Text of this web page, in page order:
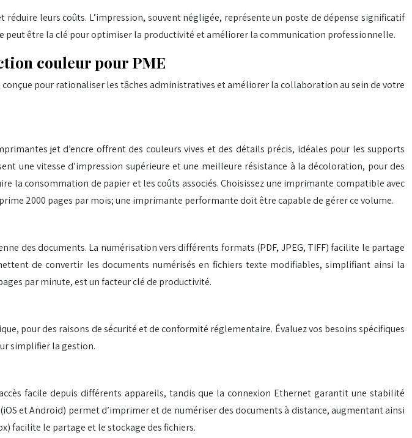
leurs coûts. L’impression, souvent négligée, représente un poste de dépense significatif
être la clé pour optimiser la productivité et améliorer la communication professionnelle.
couleur pour PME
pour rationaliser les tâches administratives et améliorer la collaboration au sein de votre
jet d’encre offrent des couleurs vives et des détails précis, idéales pour les supports
une vitesse d’impression supérieure et une meilleure résistance à la décoloration, pour des
la consommation de papier et les coûts associés. Choisissez une imprimante compatible avec
2000 pages par mois; une imprimante performante doit être capable de gérer ce volume.
des documents. La numérisation vers différents formats (PDF, JPEG, TIFF) facilite le partage
de convertir les documents numérisés en fichiers texte modifiables, simplifiant ainsi la
par minute, est un facteur clé de productivité.
pour des raisons de sécurité et de conformité réglementaire. Évaluez vos besoins spécifiques
simplifier la gestion.
facile depuis différents appareils, tandis que la connexion Ethernet garantit une stabilité
et Android) permet d’imprimer et de numériser des documents à distance, augmentant ainsi
facilite le partage et le stockage des fichiers.